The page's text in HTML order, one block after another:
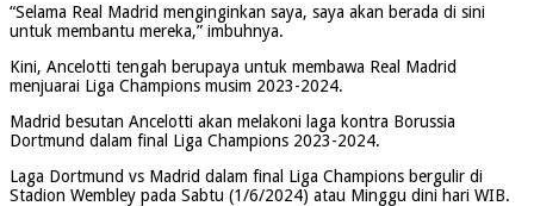
“Selama Real Madrid menginginkan saya, saya akan berada di sini
untuk membantu mereka,” imbuhnya.
Kini, Ancelotti tengah berupaya untuk membawa Real Madrid
menjuarai Liga Champions musim 2023-2024.
Madrid besutan Ancelotti akan melakoni laga kontra Borussia
Dortmund dalam final Liga Champions 2023-2024.
Laga Dortmund vs Madrid dalam final Liga Champions bergulir di
Stadion Wembley pada Sabtu (1/6/2024) atau Minggu dini hari WIB.